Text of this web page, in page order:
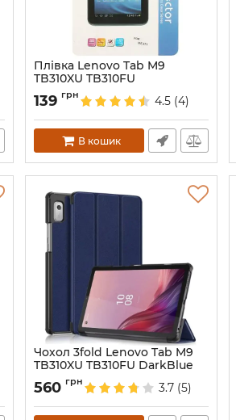
Плівка Lenovo Tab M9
TB310XU TB310FU
Артикул:6738
139 грн 4.5 (4)
В кошик
Чохол 3fold Lenovo Tab M9
TB310XU TB310FU DarkBlue
Артикул:6728
560 грн 3.7 (5)